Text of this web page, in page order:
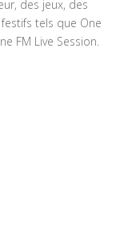
des jeux, des
tels que One
FM Live Session.